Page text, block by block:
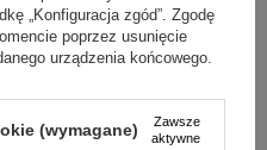
i pióro
„Konfiguracja zgód”. Zgodę
poprzez usunięcie
urządzenia końcowego.
(wymagane)
Zawsze
aktywne